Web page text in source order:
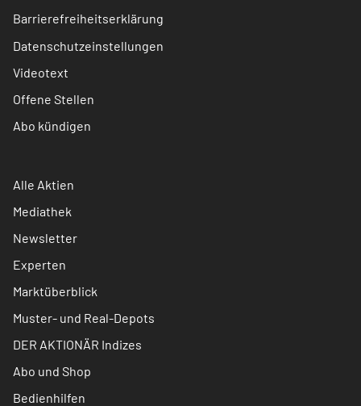
Barrierefreiheitserklärung
Datenschutzeinstellungen
Videotext
Offene Stellen
Abo kündigen
Alle Aktien
Mediathek
Newsletter
Experten
Marktüberblick
Muster- und Real-Depots
DER AKTIONÄR Indizes
Abo und Shop
Bedienhilfen